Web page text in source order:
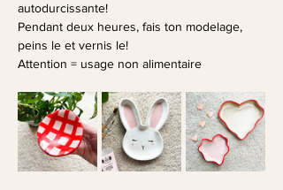
autodurcissante!
Pendant deux heures, fais ton modelage,
peins le et vernis le!
Attention = usage non alimentaire